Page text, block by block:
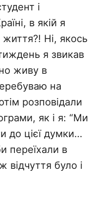
і
в якій я
Ні, якось
я звикав
живу в
на
розповідали
як і я: “Ми
до цієї думки…
переїхали в
відчуття було і